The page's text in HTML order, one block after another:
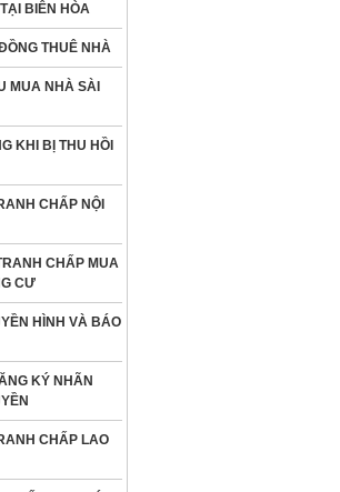
BIÊN HÒA
THUÊ NHÀ
MUA NHÀ SÀI
KHI BỊ THU HỒI
CHẤP NỘI
CHẤP MUA
CƯ
HÌNH VÀ BÁO
KÝ NHÃN
CHẤP LAO